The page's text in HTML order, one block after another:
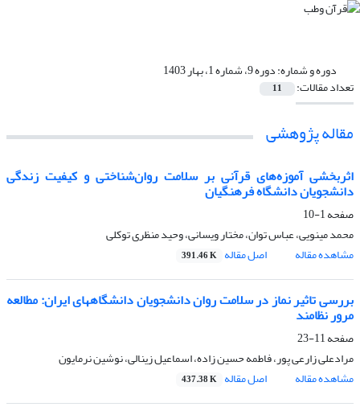
دوره و شماره:دوره 9، شماره 1، بهار 1403
تعداد مقالات: 11
مقاله پژوهشی
اثربخشی آموزه‌های قرآنی بر سلامت روان‌شناختی و کیفیت زندگی
دانشجویان دانشگاه فرهنگیان
صفحه1-10
محمد مینویی، عباس توان، مختار ویسانی، وحید منظری توکلی
مشاهده مقاله
اصل مقاله 391.46 K
بررسی تاثیر نماز در سلامت روان دانشجویان دانشگاههای ایران: مطالعه
مرور نظامند
صفحه11-23
مرادعلی زارعی پور، فاطمه حسین زاده، اسماعیل زینالی، نوشین نرمایون
مشاهده مقاله
اصل مقاله 437.38 K